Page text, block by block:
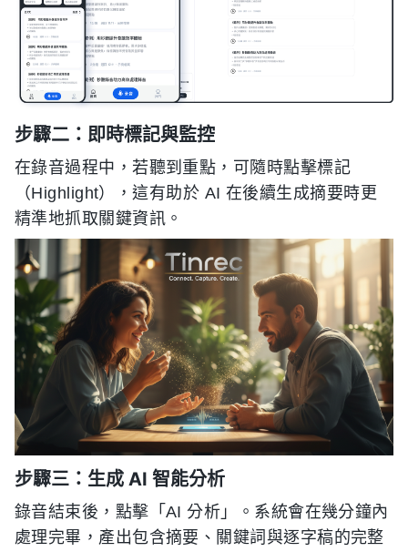
步驟二：即時標記與監控
在錄音過程中，若聽到重點，可隨時點擊標記
（Highlight），這有助於 AI 在後續生成摘要時更
精準地抓取關鍵資訊。
步驟三：生成 AI 智能分析
錄音結束後，點擊「AI 分析」。系統會在幾分鐘內
處理完畢，產出包含摘要、關鍵詞與逐字稿的完整